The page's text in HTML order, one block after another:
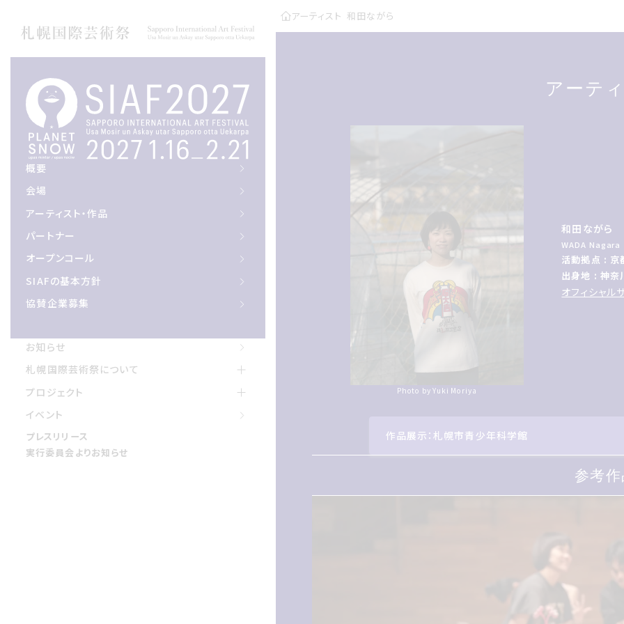
概要
概要
会場
会場
アーティスト作品
アーティスト・作品
パートナー
パートナー
オープンコール
オープンコール
サイアフの基本方針
SIAFの基本方針
協賛企業募集
協賛企業募集
お知らせ
お知らせ
札幌国際げいじゅつさいについて
札幌国際芸術祭について
プロジェクト
プロジェクト
イベント
イベント
プレスリリース
プレスリリース
実行委員会よりお知らせ
実行委員会よりお知らせ
アーティスト 和田ながら
アーテ
Photo by Yuki Moriya
和田ながら
WADA Nagara
活動拠点 : 京
出身地 : 神奈
オフィシャル
作品展示：札幌市青少年科学館
参考
参考